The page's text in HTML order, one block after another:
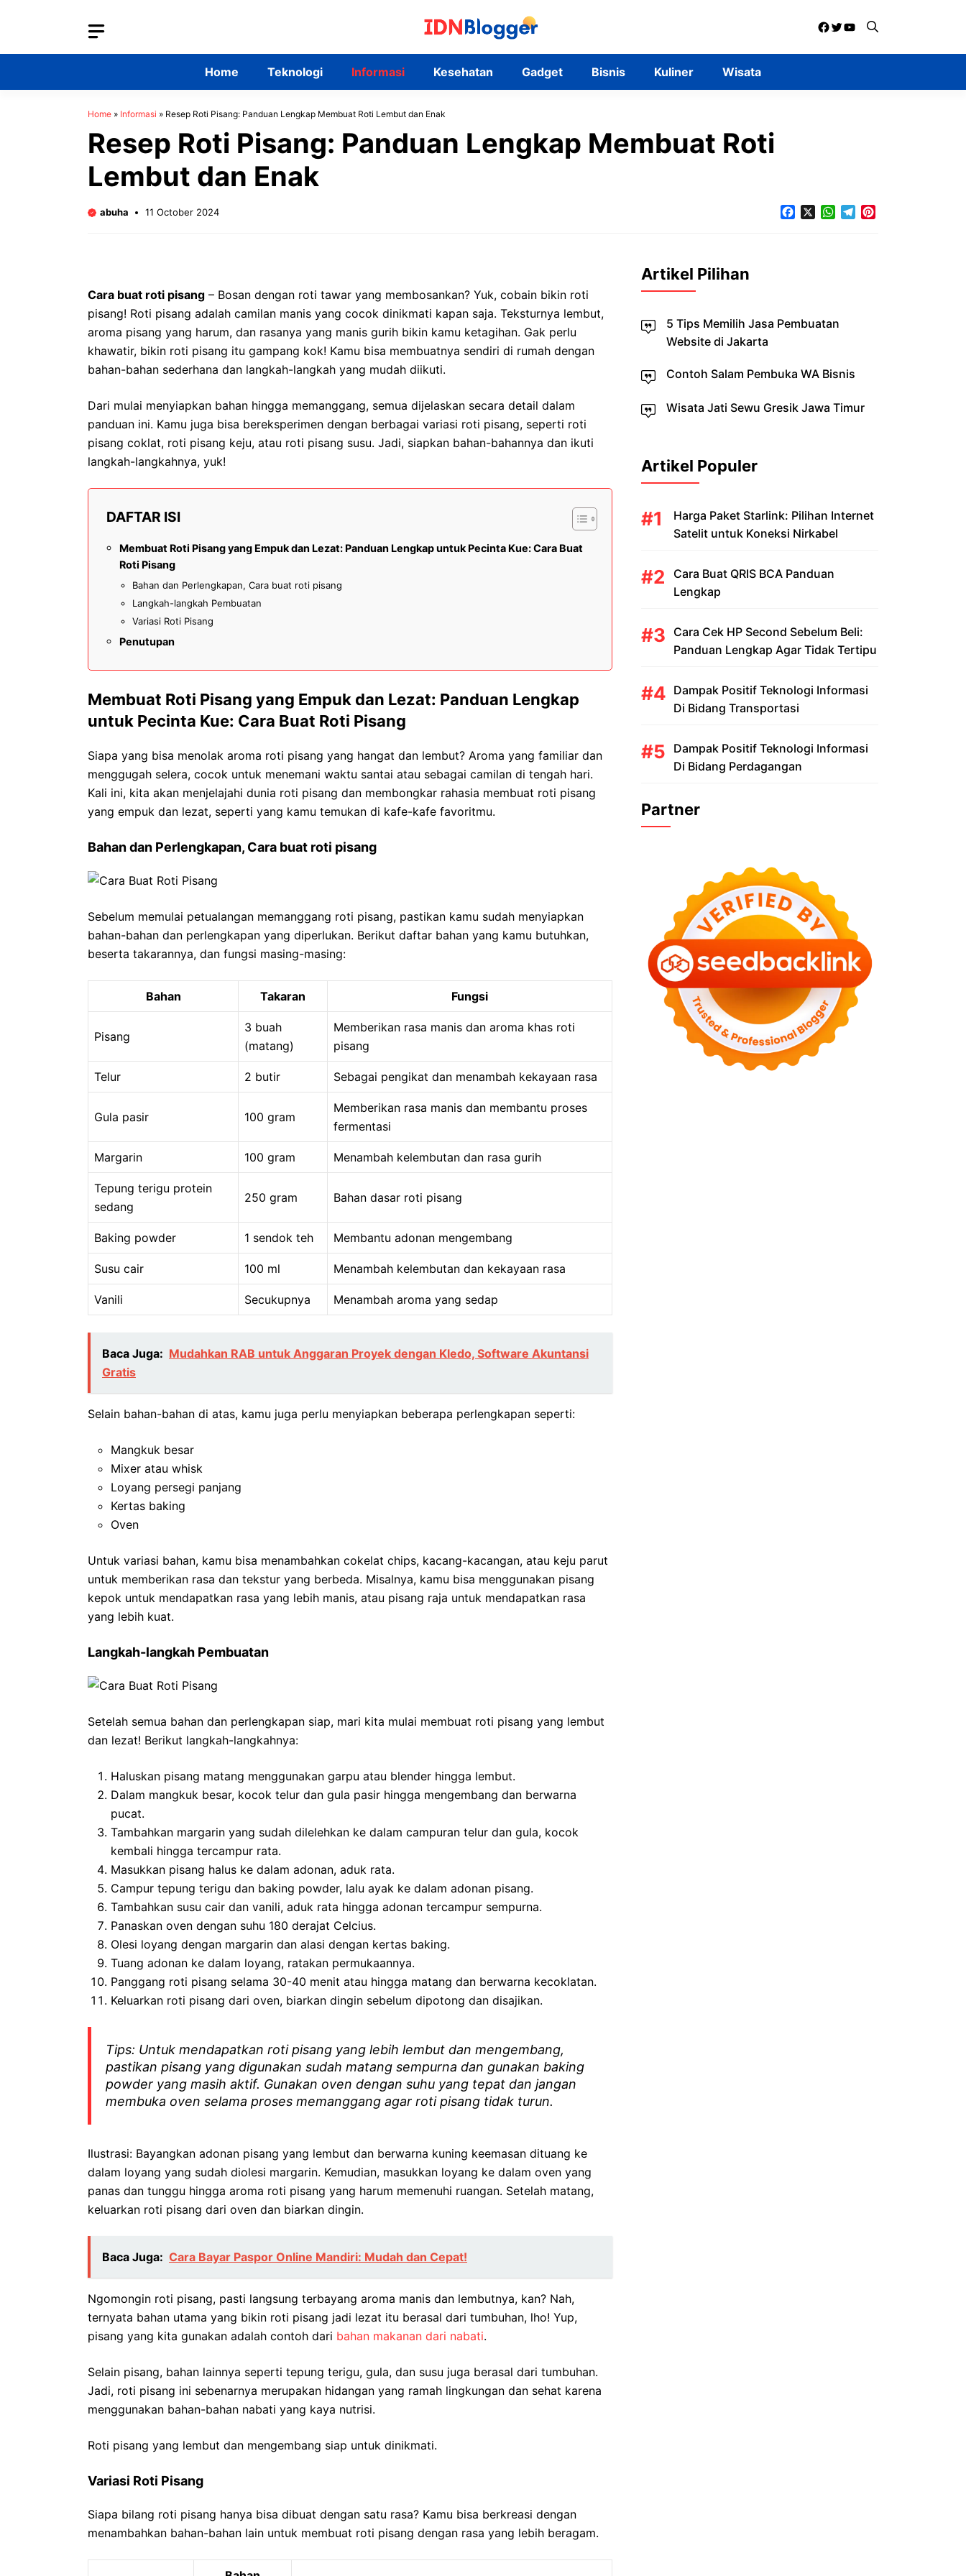
Facebook
Twitter
YouTube
Home Teknologi Informasi Kesehatan Gadget Bisnis Kuliner Wisata
Home » Informasi » Resep Roti Pisang: Panduan Lengkap Membuat Roti Lembut dan Enak
Resep Roti Pisang: Panduan Lengkap Membuat Roti
Lembut dan Enak
abuha 11 October 2024 FacebookWhatsApp
Telegram
Cara buat roti pisang – Bosan dengan roti tawar yang membosankan? Yuk, cobain bikin roti
pisang! Roti pisang adalah camilan manis yang cocok dinikmati kapan saja. Teksturnya lembut,
aroma pisang yang harum, dan rasanya yang manis gurih bikin kamu ketagihan. Gak perlu
khawatir, bikin roti pisang itu gampang kok! Kamu bisa membuatnya sendiri di rumah dengan
bahan-bahan sederhana dan langkah-langkah yang mudah diikuti.
Dari mulai menyiapkan bahan hingga memanggang, semua dijelaskan secara detail dalam
panduan ini. Kamu juga bisa bereksperimen dengan berbagai variasi roti pisang, seperti roti
pisang coklat, roti pisang keju, atau roti pisang susu. Jadi, siapkan bahan-bahannya dan ikuti
langkah-langkahnya, yuk!
DAFTAR ISI
Membuat Roti Pisang yang Empuk dan Lezat: Panduan Lengkap untuk Pecinta Kue: Cara Buat
Roti Pisang
Bahan dan Perlengkapan, Cara buat roti pisang
Langkah-langkah Pembuatan
Variasi Roti Pisang
Penutupan
Membuat Roti Pisang yang Empuk dan Lezat: Panduan Lengkap
untuk Pecinta Kue: Cara Buat Roti Pisang
Siapa yang bisa menolak aroma roti pisang yang hangat dan lembut? Aroma yang familiar dan
menggugah selera, cocok untuk menemani waktu santai atau sebagai camilan di tengah hari.
Kali ini, kita akan menjelajahi dunia roti pisang dan membongkar rahasia membuat roti pisang
yang empuk dan lezat, seperti yang kamu temukan di kafe-kafe favoritmu.
Bahan dan Perlengkapan, Cara buat roti pisang
Sebelum memulai petualangan memanggang roti pisang, pastikan kamu sudah menyiapkan
bahan-bahan dan perlengkapan yang diperlukan. Berikut daftar bahan yang kamu butuhkan,
beserta takarannya, dan fungsi masing-masing:
Bahan Takaran Fungsi
Pisang
3 buah
(matang)
Memberikan rasa manis dan aroma khas roti
pisang
Telur 2 butir Sebagai pengikat dan menambah kekayaan rasa
Gula pasir 100 gram
Memberikan rasa manis dan membantu proses
fermentasi
Margarin 100 gram Menambah kelembutan dan rasa gurih
Tepung terigu protein
sedang
250 gram Bahan dasar roti pisang
Baking powder 1 sendok teh Membantu adonan mengembang
Susu cair 100 ml Menambah kelembutan dan kekayaan rasa
Vanili Secukupnya Menambah aroma yang sedap
Baca Juga: Mudahkan RAB untuk Anggaran Proyek dengan Kledo, Software Akuntansi
Gratis
Selain bahan-bahan di atas, kamu juga perlu menyiapkan beberapa perlengkapan seperti:
Mangkuk besar
Mixer atau whisk
Loyang persegi panjang
Kertas baking
Oven
Untuk variasi bahan, kamu bisa menambahkan cokelat chips, kacang-kacangan, atau keju parut
untuk memberikan rasa dan tekstur yang berbeda. Misalnya, kamu bisa menggunakan pisang
kepok untuk mendapatkan rasa yang lebih manis, atau pisang raja untuk mendapatkan rasa
yang lebih kuat.
Langkah-langkah Pembuatan
Setelah semua bahan dan perlengkapan siap, mari kita mulai membuat roti pisang yang lembut
dan lezat! Berikut langkah-langkahnya:
Haluskan pisang matang menggunakan garpu atau blender hingga lembut.
Dalam mangkuk besar, kocok telur dan gula pasir hingga mengembang dan berwarna
pucat.
Tambahkan margarin yang sudah dilelehkan ke dalam campuran telur dan gula, kocok
kembali hingga tercampur rata.
Masukkan pisang halus ke dalam adonan, aduk rata.
Campur tepung terigu dan baking powder, lalu ayak ke dalam adonan pisang.
Tambahkan susu cair dan vanili, aduk rata hingga adonan tercampur sempurna.
Panaskan oven dengan suhu 180 derajat Celcius.
Olesi loyang dengan margarin dan alasi dengan kertas baking.
Tuang adonan ke dalam loyang, ratakan permukaannya.
Panggang roti pisang selama 30-40 menit atau hingga matang dan berwarna kecoklatan.
Keluarkan roti pisang dari oven, biarkan dingin sebelum dipotong dan disajikan.
Tips: Untuk mendapatkan roti pisang yang lebih lembut dan mengembang,
pastikan pisang yang digunakan sudah matang sempurna dan gunakan baking
powder yang masih aktif. Gunakan oven dengan suhu yang tepat dan jangan
membuka oven selama proses memanggang agar roti pisang tidak turun.
Ilustrasi: Bayangkan adonan pisang yang lembut dan berwarna kuning keemasan dituang ke
dalam loyang yang sudah diolesi margarin. Kemudian, masukkan loyang ke dalam oven yang
panas dan tunggu hingga aroma roti pisang yang harum memenuhi ruangan. Setelah matang,
keluarkan roti pisang dari oven dan biarkan dingin.
Baca Juga: Cara Bayar Paspor Online Mandiri: Mudah dan Cepat!
Ngomongin roti pisang, pasti langsung terbayang aroma manis dan lembutnya, kan? Nah,
ternyata bahan utama yang bikin roti pisang jadi lezat itu berasal dari tumbuhan, lho! Yup,
pisang yang kita gunakan adalah contoh dari bahan makanan dari nabati.
Selain pisang, bahan lainnya seperti tepung terigu, gula, dan susu juga berasal dari tumbuhan.
Jadi, roti pisang ini sebenarnya merupakan hidangan yang ramah lingkungan dan sehat karena
menggunakan bahan-bahan nabati yang kaya nutrisi.
Roti pisang yang lembut dan mengembang siap untuk dinikmati.
Variasi Roti Pisang
Siapa bilang roti pisang hanya bisa dibuat dengan satu rasa? Kamu bisa berkreasi dengan
menambahkan bahan-bahan lain untuk membuat roti pisang dengan rasa yang lebih beragam.
Artikel Pilihan
5 Tips Memilih Jasa Pembuatan
Website di Jakarta
Contoh Salam Pembuka WA Bisnis
Wisata Jati Sewu Gresik Jawa Timur
Artikel Populer
Harga Paket Starlink: Pilihan Internet
Satelit untuk Koneksi Nirkabel
Cara Buat QRIS BCA Panduan
Lengkap
Cara Cek HP Second Sebelum Beli:
Panduan Lengkap Agar Tidak Tertipu
Dampak Positif Teknologi Informasi
Di Bidang Transportasi
Dampak Positif Teknologi Informasi
Di Bidang Perdagangan
Partner